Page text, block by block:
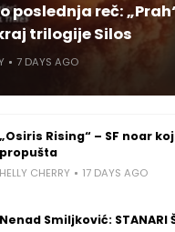
poslednja reč:
trilogije Silos
7 DAYS AGO
„Osiris Rising“ – SF noar
propušta
HELLY CHERRY 17 DAYS AGO
Nenad Smiljković: STANARI